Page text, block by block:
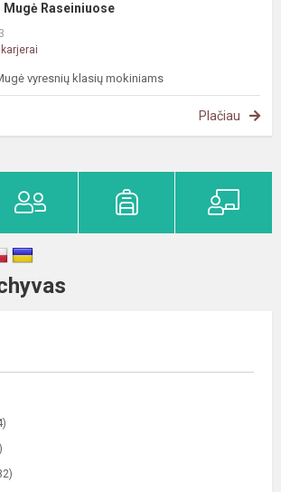
Raseiniuose
vyresnių klasių mokiniams
Plačiau